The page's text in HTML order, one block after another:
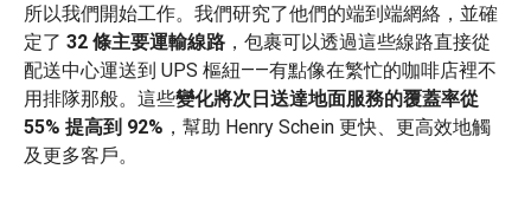
所以我們開始工作。我們研究了他們的端到端網絡，並確
定了 32 條主要運輸線路 ，包裹可以透過這些線路直接從
配送中心運送到 UPS 樞紐——有點像在繁忙的咖啡店裡不
用排隊那般。這些變化將次日送達地面服務的覆蓋率從
55% 提高到 92% ，幫助 Henry Schein 更快、更高效地觸
及更多客戶。